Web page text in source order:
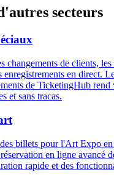
secteurs
changements de clients, les
enregistrements en direct.
de TicketingHub rend
et sans tracas.
billets pour l'Art Expo
en ligne avancé
rapide et des